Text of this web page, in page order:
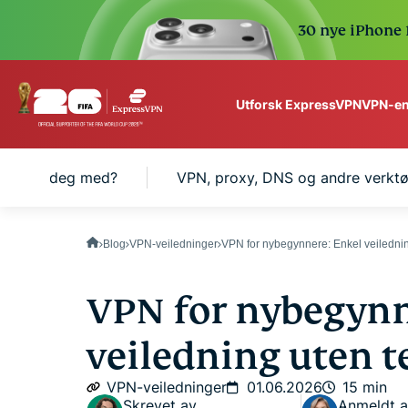
30 nye iPhone
Utforsk ExpressVPNVPN-
VPN protection for
deg med? VPN, proxy, DNS og andre
Blog VPN-veiledninger VPN for nybegynnere: Enkel
VPN for
veiledning uten
VPN-veiledninger 01.06.2026
15 min